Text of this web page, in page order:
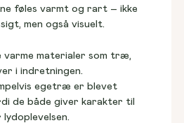
føles varmt og rart – ikke
men også visuelt.
materialer som træ,
i indretningen.
egetræ er blevet
de både giver karakter til